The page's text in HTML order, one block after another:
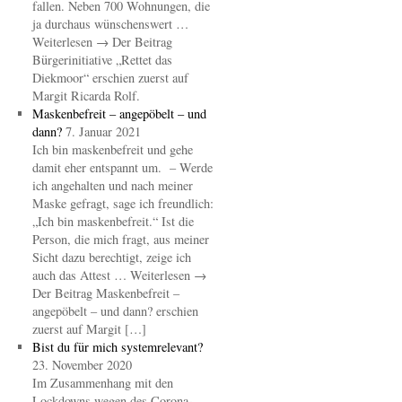
fallen. Neben 700 Wohnungen, die
ja durchaus wünschenswert …
Weiterlesen → Der Beitrag
Bürgerinitiative „Rettet das
Diekmoor“ erschien zuerst auf
Margit Ricarda Rolf.
Maskenbefreit – angepöbelt – und
dann? 7. Januar 2021
Ich bin maskenbefreit und gehe
damit eher entspannt um. – Werde
ich angehalten und nach meiner
Maske gefragt, sage ich freundlich:
„Ich bin maskenbefreit.“ Ist die
Person, die mich fragt, aus meiner
Sicht dazu berechtigt, zeige ich
auch das Attest … Weiterlesen →
Der Beitrag Maskenbefreit –
angepöbelt – und dann? erschien
zuerst auf Margit […]
Bist du für mich systemrelevant?
23. November 2020
Im Zusammenhang mit den